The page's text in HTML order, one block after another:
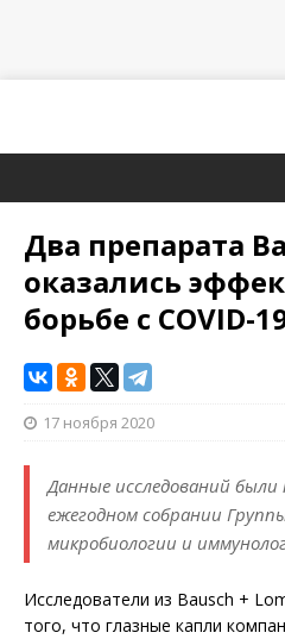
Два препарата
оказались
борьбе с COVID-
17 ноября 2020
Данные исследований
ежегодном собрании
микробиологии и
Исследователи из Bausch +
того, что глазные капли